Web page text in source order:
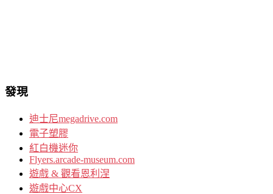
發現
迪士尼megadrive.com
電子塑膠
紅白機迷你
Flyers.arcade-museum.com
遊戲 & 觀看恩利涅
遊戲中心CX